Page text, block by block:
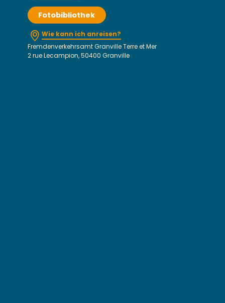
Fotobibliothek
Wie kann ich anreisen?
Fremdenverkehrsamt Granville Terre et Mer
2 rue Lecampion, 50400 Granville